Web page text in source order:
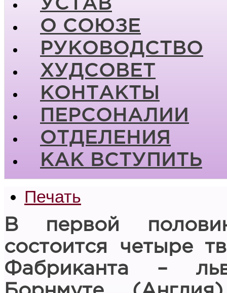
УСТАВ
О СОЮЗЕ
РУКОВОДСТВО
ХУДСОВЕТ
КОНТАКТЫ
ПЕРСОНАЛИИ
ОТДЕЛЕНИЯ
КАК ВСТУПИТЬ
Печать
В первой
состоится четыре
Фабриканта –